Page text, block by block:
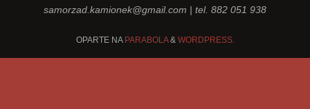
samorzad.kamionek@gmail.com | tel. 882 051 938
OPARTE NA PARABOLA& WORDPRESS.